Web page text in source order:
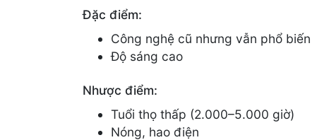
Đặc điểm:
Công nghệ cũ nhưng vẫn phổ biến
Độ sáng cao
Nhược điểm:
Tuổi thọ thấp (2.000–5.000 giờ)
Nóng, hao điện